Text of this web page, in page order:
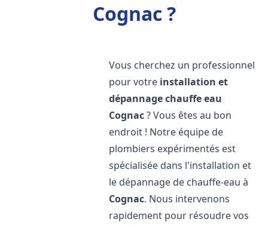
Cognac ?
Vous cherchez un professionnel
pour votre installation et
dépannage chauffe eau
Cognac? Vous êtes au bon
endroit ! Notre équipe de
plombiers expérimentés est
spécialisée dans l'installation et
le dépannage de chauffe-eau à
Cognac. Nous intervenons
rapidement pour résoudre vos